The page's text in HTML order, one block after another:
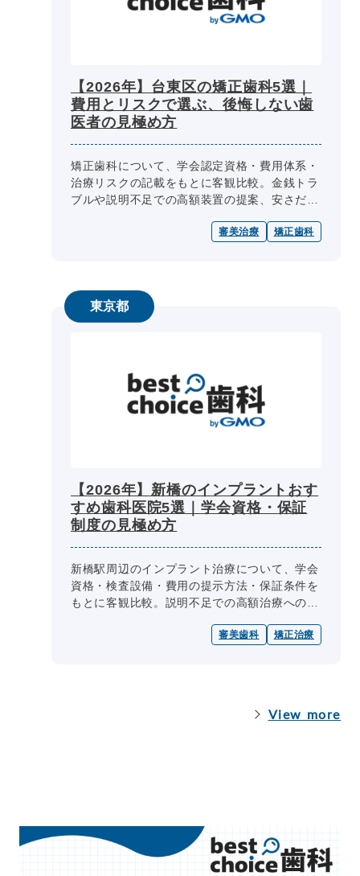
【2026年】台東区の矯正歯科5選｜
費用とリスクで選ぶ、後悔しない歯
医者の見極め方
矯正歯科について、学会認定資格・費用体系・
治療リスクの記載をもとに客観比較。金銭トラ
ブルや説明不足での高額装置の提案、安さだけ
認できる情報をもとに、薬機法未承...
審美治療 矯正歯科
東京都
【2026年】新橋のインプラントおす
すめ歯科医院5選｜学会資格・保証
制度の見極め方
新橋駅周辺のインプラント治療について、学会
資格・検査設備・費用の提示方法・保証条件を
もとに客観比較。説明不足での高額治療への不
力差への懸念を解消できるよう、口...
審美歯科 矯正治療
View more